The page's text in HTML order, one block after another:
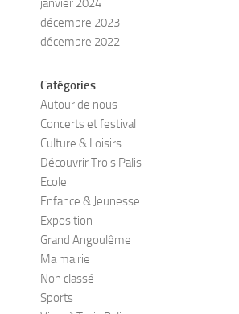
janvier 2024
décembre 2023
décembre 2022
Catégories
Autour de nous
Concerts et festival
Culture & Loisirs
Découvrir Trois Palis
Ecole
Enfance & Jeunesse
Exposition
Grand Angoulême
Ma mairie
Non classé
Sports